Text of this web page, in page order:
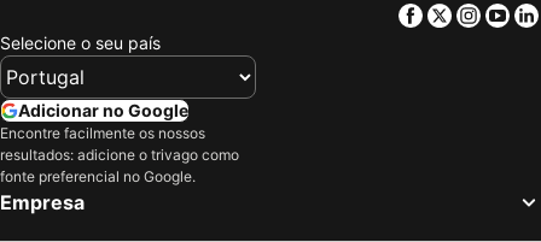
Facebook
Twitter
Selecione o seu país
Adicionar no Google
Encontre facilmente os nossos
resultados: adicione o trivago como
fonte preferencial no Google.
Empresa